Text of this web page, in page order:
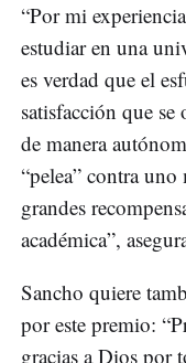
“Por mi
estudiar en una
es verdad que el
satisfacción que se
de manera
“pelea” contra
grandes
académica”,
Sancho quiere
por este premio:
gracias a Dios por